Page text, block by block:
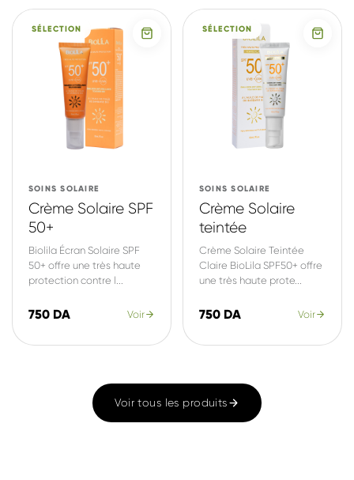
SÉLECTION
SOINS SOLAIRE
Crème Solaire SPF
50+
Biolila Écran Solaire SPF
50+ offre une très haute
protection contre l...
750 DA Voir
SÉLECTION
SOINS SOLAIRE
Crème Solaire
teintée
Crème Solaire Teintée
Claire BioLila SPF50+ offre
une très haute prote...
750 DA Voir
Voir tous les produits